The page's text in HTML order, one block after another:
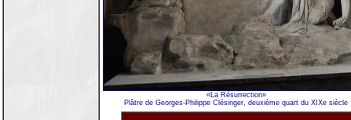
«La Résurrection»
Plâtre de Georges-Philippe Clésinger, deuxième quart du XIXe siècle